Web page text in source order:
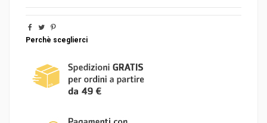
Perchè sceglierci